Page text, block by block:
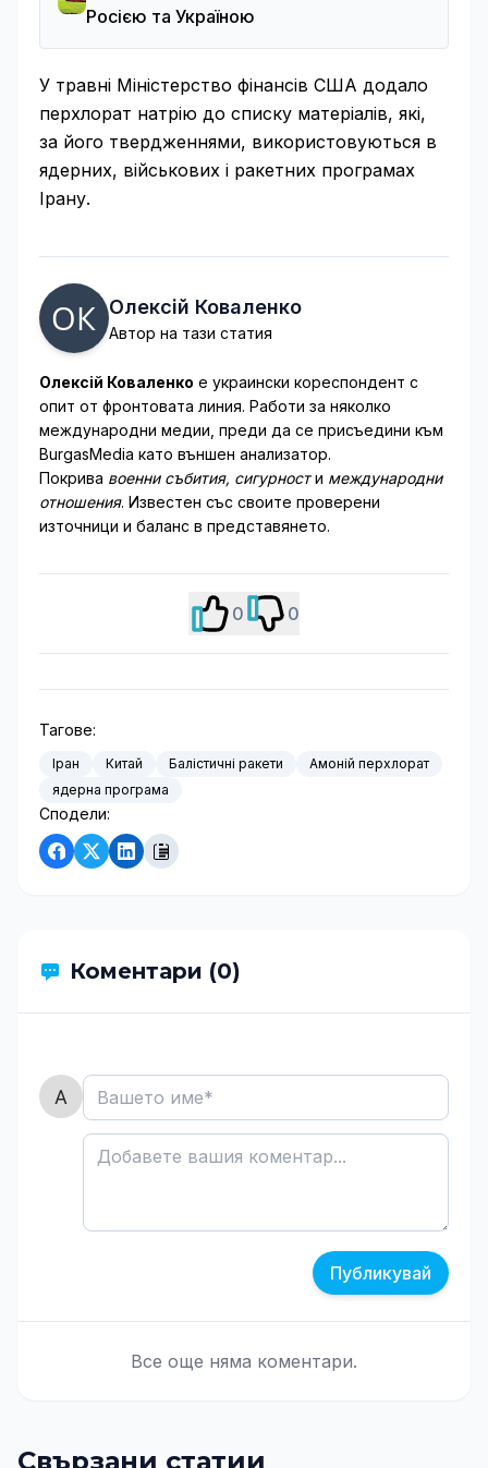
Росією та Україною
У травні Міністерство фінансів США додало
перхлорат натрію до списку матеріалів, які,
за його твердженнями, використовуються в
ядерних, військових і ракетних програмах
Ірану.
Олексій Коваленко
Автор на тази статия
Олексій Коваленко е украински кореспондент с
опит от фронтовата линия. Работи за няколко
международни медии, преди да се присъедини към
BurgasMedia като външен анализатор.
Покрива военни събития, сигурности международни
отношения. Известен със своите проверени
източници и баланс в представянето.
0 0
Тагове:
Іран Китай Балістичні ракети
Амоній перхлорат
ядерна програма
Сподели:
Коментари (0)
Публикувай
Все още няма коментари.
Свързани статии